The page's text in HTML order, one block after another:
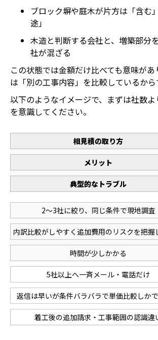
ブロック塀や庭木が片方は「含む
途」
木造と判断する会社と、増築部分
社が混ざる
この状態では金額だけ比べても意味が
は「別の工事内容」を比較しているから
以下のようなイメージで、まずは社数
を意識してください。
相見積の取り方
メリット
典型的なトラブル
2〜3社に絞り、同じ条件で現地調査
内訳比較がしやすく追加費用のリスクを把握
時間が少しかかる
5社以上へ一斉メール・電話だけ
返信は早いが条件バラバラで単価比較しか
着工後の追加請求・工事範囲の認識違